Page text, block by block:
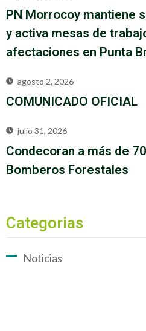
PN Morrocoy mantiene
y activa mesas de
afectaciones en Punta
agosto 2, 2026
COMUNICADO OFICIAL
julio 31, 2026
Condecoran a más de
Bomberos Forestales
Categorias
Noticias